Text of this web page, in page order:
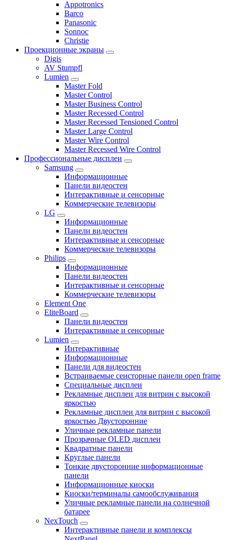
Appotronics
Barco
Panasonic
Sonnoc
Сhristie
Проекционные экраны
Digis
AV Stumpfl
Lumien
Master Fold
Master Control
Master Business Control
Master Recessed Control
Master Recessed Tensioned Control
Master Large Control
Master Wire Control
Master Recessed Wire Control
Профессиональные дисплеи
Samsung
Информационные
Панели видеостен
Интерактивные и сенсорные
Коммерческие телевизоры
LG
Информационные
Панели видеостен
Интерактивные и сенсорные
Коммерческие телевизоры
Philips
Информационные
Панели видеостен
Интерактивные и сенсорные
Коммерческие телевизоры
Element One
EliteBoard
Панели видеостен
Интерактивные и сенсорные
Lumien
Интерактивные
Информационные
Панели для видеостен
Встраиваемые сенсторные панели open frame
Специальные дисплеи
Рекламные дисплеи для витрин с высокой
яркостью
Рекламные дисплеи для витрин с высокой
яркостью Двусторонние
Уличные рекламные панели
Прозрачные OLED дисплеи
Квадратные панели
Круглые панели
Тонкие двусторонние информационные
панели
Информационные киоски
Киоски/терминалы самообслуживания
Уличные рекламные панели на солнечной
батарее
NexTouch
Интерактивные панели и комплексы